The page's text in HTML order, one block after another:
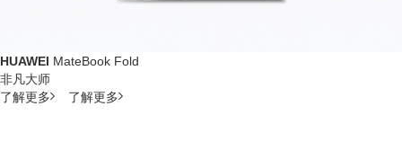
HUAWEI MateBook Fold
非凡大师
了解更多
了解更多